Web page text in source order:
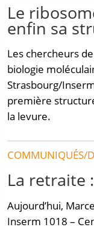
Le
enfin sa
Les chercheurs
biologie
Strasbourg/
première
la levure.
COMMUNIQUÉS/
La retraite
Aujourd’hui,
Inserm 1018 –